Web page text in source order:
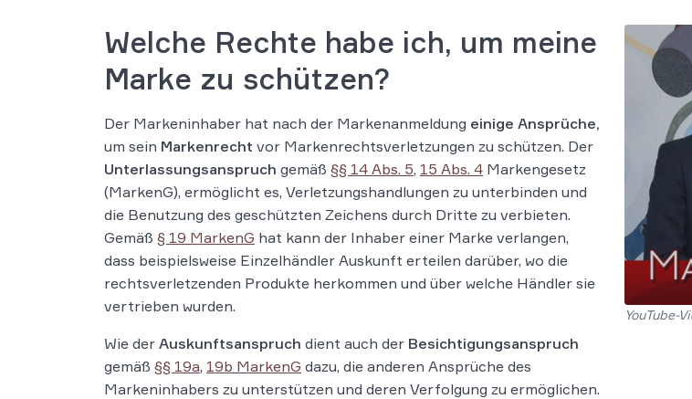
Welche Rechte habe ich, um meine
Marke zu schützen?
Der Markeninhaber hat nach der Markenanmeldung einige Ansprüche,
um sein Markenrecht vor Markenrechtsverletzungen zu schützen. Der
Unterlassungsanspruch gemäß §§ 14 Abs. 5, 15 Abs. 4 Markengesetz
(MarkenG), ermöglicht es, Verletzungshandlungen zu unterbinden und
die Benutzung des geschützten Zeichens durch Dritte zu verbieten.
Gemäß § 19 MarkenG hat kann der Inhaber einer Marke verlangen,
dass beispielsweise Einzelhändler Auskunft erteilen darüber, wo die
rechtsverletzenden Produkte herkommen und über welche Händler sie
vertrieben wurden.
Wie der Auskunftsanspruch dient auch der Besichtigungsanspruch
gemäß §§ 19a, 19b MarkenG dazu, die anderen Ansprüche des
Markeninhabers zu unterstützen und deren Verfolgung zu ermöglichen.
YouTube-